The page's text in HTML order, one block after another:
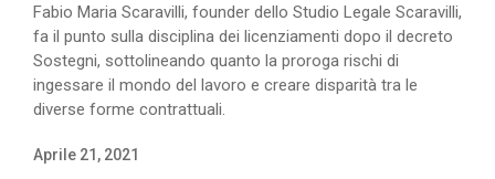
Fabio Maria Scaravilli, founder dello Studio Legale Scaravilli,
fa il punto sulla disciplina dei licenziamenti dopo il decreto
Sostegni, sottolineando quanto la proroga rischi di
ingessare il mondo del lavoro e creare disparità tra le
diverse forme contrattuali.
Aprile 21, 2021